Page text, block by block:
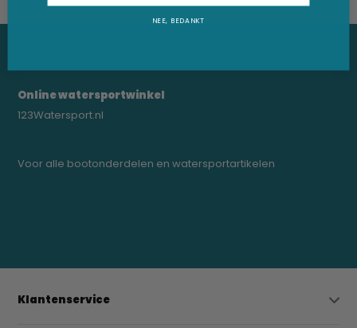
Online watersportwinkel
123Watersport.nl
Voor alle bootonderdelen en watersportartikelen
Klantenservice
NEE, BEDANKT